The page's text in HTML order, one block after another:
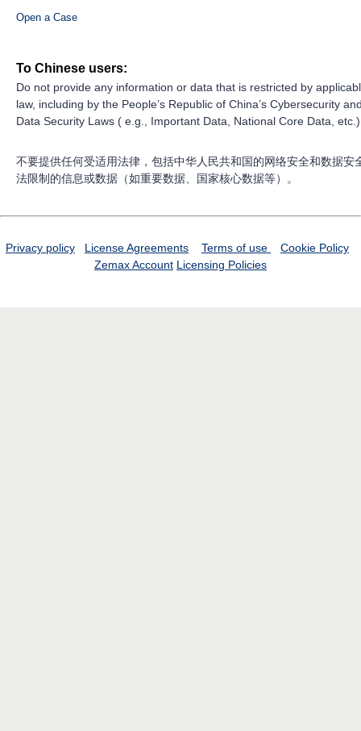
Open a Case
To Chinese users:
Do not provide any information or data that is restricted by
law, including by the People’s Republic of China’s Cybersecurity
Data Security Laws ( e.g., Important Data, National Core Data,
不要提供任何受适用法律，包括中华人民共和国的网络安全和数据安
法限制的信息或数据（如重要数据、国家核心数据等）。
Privacy policy License Agreements Terms of use
Cookie Policy
Zemax Account Licensing Policies